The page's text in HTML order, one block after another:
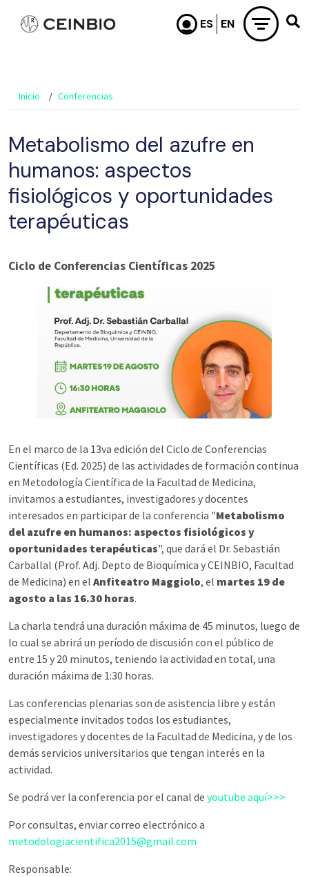
Pasar al contenido principal
Inicio Conferencias
Metabolismo del azufre en
humanos: aspectos
fisiológicos y oportunidades
terapéuticas
Ciclo de Conferencias Científicas 2025
En el marco de la 13va edición del Ciclo de Conferencias
Científicas (Ed. 2025) de las actividades de formación continua
en Metodología Científica de la Facultad de Medicina,
invitamos a estudiantes, investigadores y docentes
interesados en participar de la conferencia "Metabolismo
del azufre en humanos: aspectos fisiológicos y
oportunidades terapéuticas", que dará el Dr. Sebastián
Carballal (Prof. Adj. Depto de Bioquímica y CEINBIO, Facultad
de Medicina) en el Anfiteatro Maggiolo, el martes 19 de
agosto a las 16.30 horas.
La charla tendrá una duración máxima de 45 minutos, luego de
lo cual se abrirá un período de discusión con el público de
entre 15 y 20 minutos, teniendo la actividad en total, una
duración máxima de 1:30 horas.
Las conferencias plenarias son de asistencia libre y están
especialmente invitados todos los estudiantes,
investigadores y docentes de la Facultad de Medicina, y de los
demás servicios universitarios que tengan interés en la
actividad.
Se podrá ver la conferencia por el canal de youtube aquí>>>
Por consultas, enviar correo electrónico a
metodologiacientifica2015@gmail.com
Responsable: